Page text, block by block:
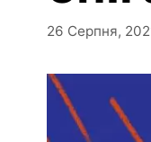
26 Серпня,